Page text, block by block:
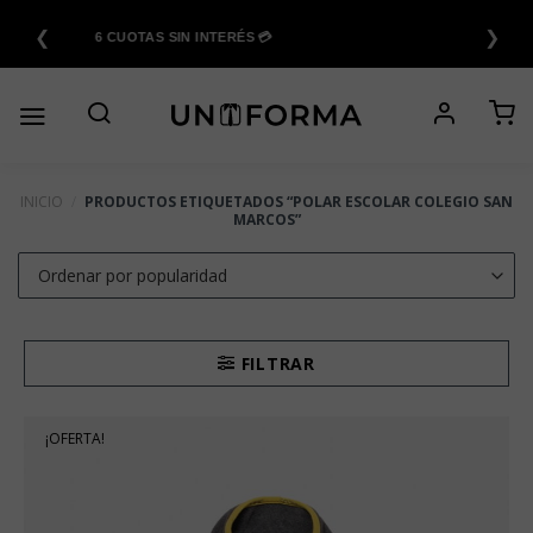
contenido
❮ 6 CUOTAS SIN INTERÉS 💳 ❯
INICIO
PRODUCTOS ETIQUETADOS “POLAR ESCOLAR COLEGIO SAN
MARCOS”
FILTRAR
¡OFERTA!